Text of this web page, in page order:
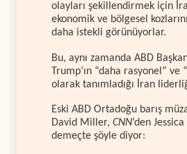
olayları şekillendirmek için
ekonomik ve bölgesel
daha istekli görünüyorlar.
Bu, aynı zamanda ABD
Trump’ın “daha rasyonel” ve
olarak tanımladığı İran
Eski ABD Ortadoğu barış
David Miller, CNN’den
demeçte şöyle diyor: